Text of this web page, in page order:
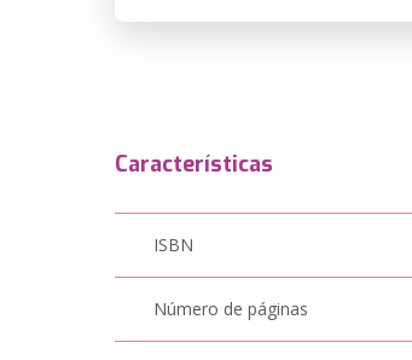
Características
ISBN
Número de páginas